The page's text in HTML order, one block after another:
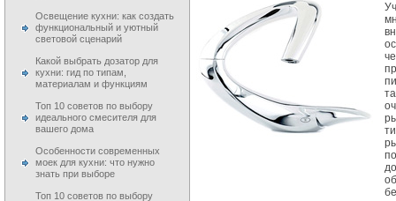
Освещение кухни: как создать
функциональный и уютный
световой сценарий
Какой выбрать дозатор для
кухни: гид по типам,
материалам и функциям
Топ 10 советов по выбору
идеального смесителя для
вашего дома
Особенности современных
моек для кухни: что нужно
знать при выборе
Топ 10 советов по выбору